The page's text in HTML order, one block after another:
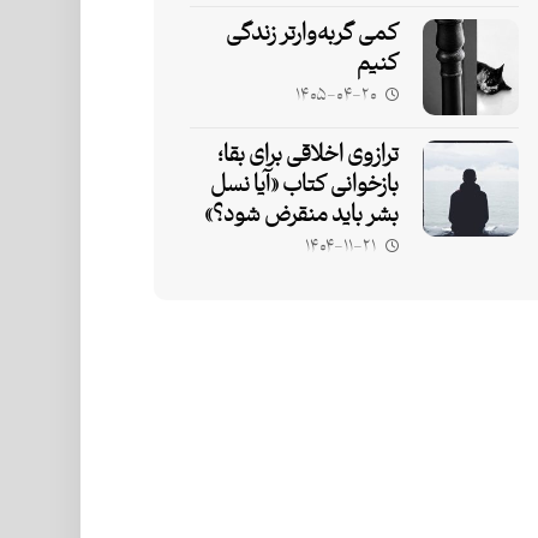
کمی گربه‌وارتر زندگی
کنیم
۱۴۰۵-۰۴-۲۰
ترازوی اخلاقی برای بقا؛
بازخوانی کتاب «آیا نسل
بشر باید منقرض شود؟»
۱۴۰۴-۱۱-۲۱